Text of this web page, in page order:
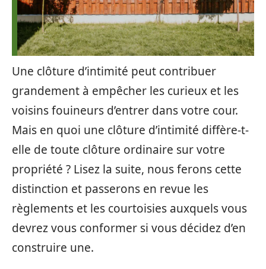
Une clôture d’intimité peut contribuer
grandement à empêcher les curieux et les
voisins fouineurs d’entrer dans votre cour.
Mais en quoi une clôture d’intimité diffère-t-
elle de toute clôture ordinaire sur votre
propriété ? Lisez la suite, nous ferons cette
distinction et passerons en revue les
règlements et les courtoisies auxquels vous
devrez vous conformer si vous décidez d’en
construire une.